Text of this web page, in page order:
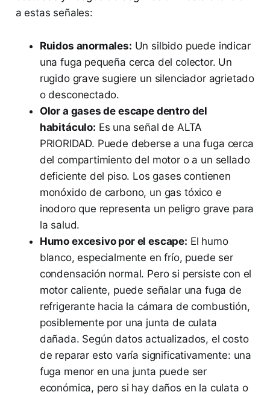
a estas señales:
Ruidos anormales: Un silbido puede indicar
una fuga pequeña cerca del colector. Un
rugido grave sugiere un silenciador agrietado
o desconectado.
Olor a gases de escape dentro del
habitáculo: Es una señal de ALTA
PRIORIDAD. Puede deberse a una fuga cerca
del compartimiento del motor o a un sellado
deficiente del piso. Los gases contienen
monóxido de carbono, un gas tóxico e
inodoro que representa un peligro grave para
la salud.
Humo excesivo por el escape: El humo
blanco, especialmente en frío, puede ser
condensación normal. Pero si persiste con el
motor caliente, puede señalar una fuga de
refrigerante hacia la cámara de combustión,
posiblemente por una junta de culata
dañada. Según datos actualizados, el costo
de reparar esto varía significativamente: una
fuga menor en una junta puede ser
económica, pero si hay daños en la culata o